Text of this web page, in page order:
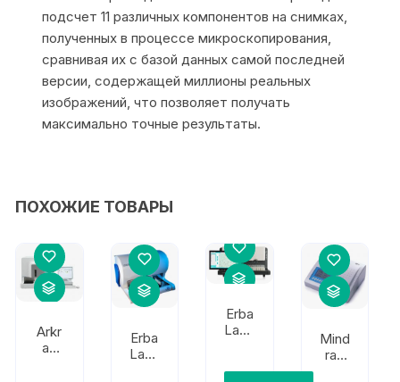
подсчет 11 различных компонентов на снимках,
полученных в процессе микроскопирования,
сравнивая их с базой данных самой последней
версии, содержащей миллионы реальных
изображений, что позволяет получать
максимально точные результаты.
ПОХОЖИЕ ТОВАРЫ
Arkr
ay
Erba
Lach
Erba
Lach
Mind
ray